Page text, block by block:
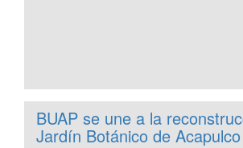
BUAP se une a la
Jardín Botánico de Acapulco